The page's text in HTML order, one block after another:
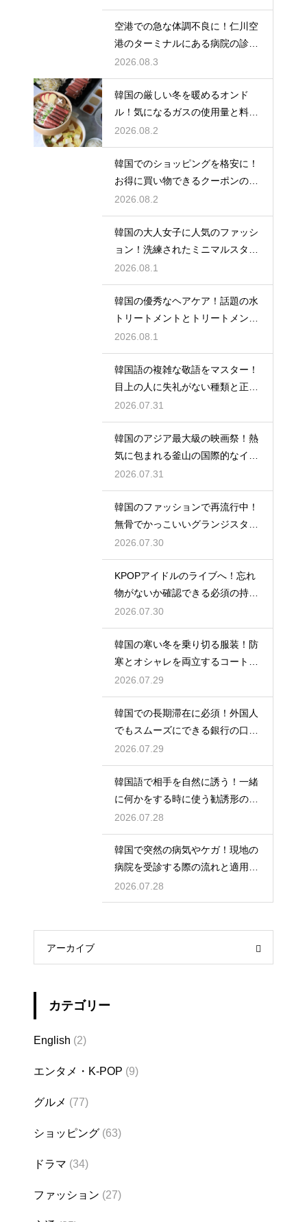
空港での急な体調不良に！仁川空
港のターミナルにある病院の診療
時間
2026.08.3
韓国の厳しい冬を暖めるオンド
ル！気になるガスの使用量と料金
の目安
2026.08.2
韓国でのショッピングを格安に！
お得に買い物できるクーポンの賢
い探し方
2026.08.2
韓国の大人女子に人気のファッシ
ョン！洗練されたミニマルスタイ
ルの特徴
2026.08.1
韓国の優秀なヘアケア！話題の水
トリートメントとトリートメント
の使い分け
2026.08.1
韓国語の複雑な敬語をマスター！
目上の人に失礼がない種類と正し
い使い分け
2026.07.31
韓国のアジア最大級の映画祭！熱
気に包まれる釜山の国際的なイベ
ント
2026.07.31
韓国のファッションで再流行中！
無骨でかっこいいグランジスタイ
ルの特徴
2026.07.30
KPOPアイドルのライブへ！忘れ
物がないか確認できる必須の持ち
物リスト
2026.07.30
韓国の寒い冬を乗り切る服装！防
寒とオシャレを両立するコートの
種類
2026.07.29
韓国での長期滞在に必須！外国人
でもスムーズにできる銀行の口座
開設
2026.07.29
韓国語で相手を自然に誘う！一緒
に何かをする時に使う勧誘形の基
本の作り方
2026.07.28
韓国で突然の病気やケガ！現地の
病院を受診する際の流れと適用さ
れる保険
2026.07.28
アーカイブ
カテゴリー
English (2)
エンタメ・K-POP (9)
グルメ (77)
ショッピング (63)
ドラマ (34)
ファッション (27)